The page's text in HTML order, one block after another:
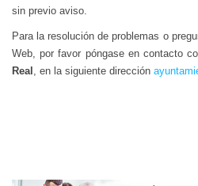
sin previo aviso.
Para la resolución de problemas o
Web, por favor póngase en contacto
Real , en la siguiente dirección